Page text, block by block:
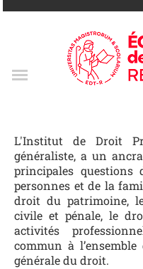
L'Institut de Droit
généraliste, a un
principales
personnes et de la
droit du patrimoine,
civile et pénale, le
activités
commun à
générale du droit.